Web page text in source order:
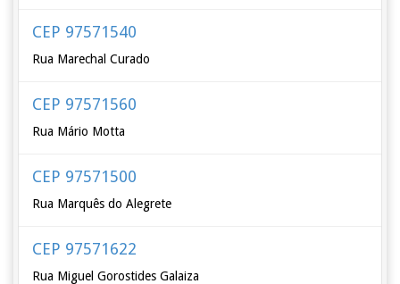
CEP 97571540
Rua Marechal Curado
CEP 97571560
Rua Mário Motta
CEP 97571500
Rua Marquês do Alegrete
CEP 97571622
Rua Miguel Gorostides Galaiza